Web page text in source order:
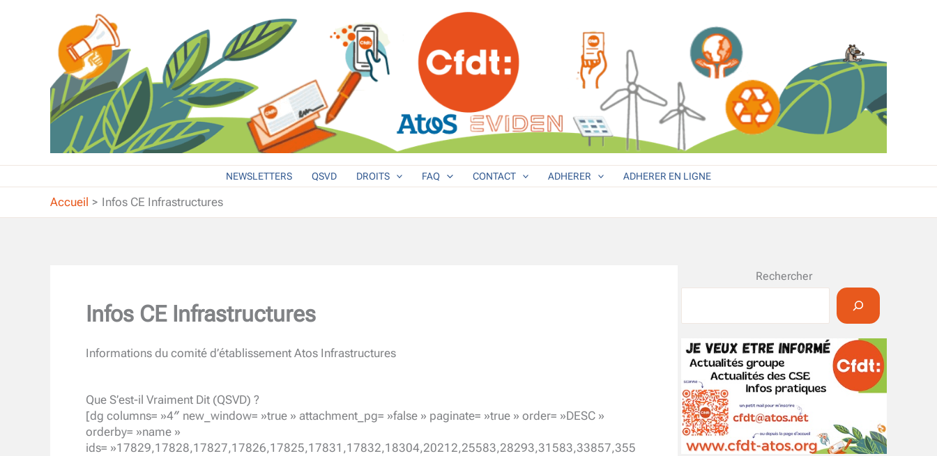
NEWSLETTERS QSVD DROITS FAQ CONTACT ADHERER ADHERER EN LIGNE
Accueil Infos CE Infrastructures
Infos CE Infrastructures
Informations du comité d’établissement Atos Infrastructures
Que S’est-il Vraiment Dit (QSVD) ?
[dg columns= »4″ new_window= »true » attachment_pg= »false » paginate= »true » order= »DESC »
orderby= »name »
ids= »17829,17828,17827,17826,17825,17831,17832,18304,20212,25583,28293,31583,33857,355
Rechercher